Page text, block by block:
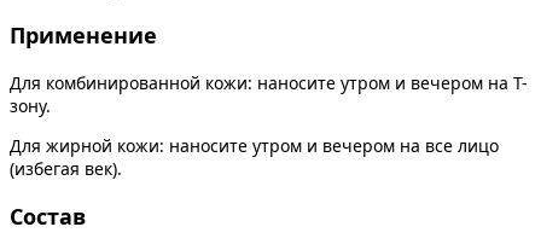
Применение
Для комбинированной кожи: наносите утром и вечером на Т-
зону.
Для жирной кожи: наносите утром и вечером на все лицо
(избегая век).
Состав